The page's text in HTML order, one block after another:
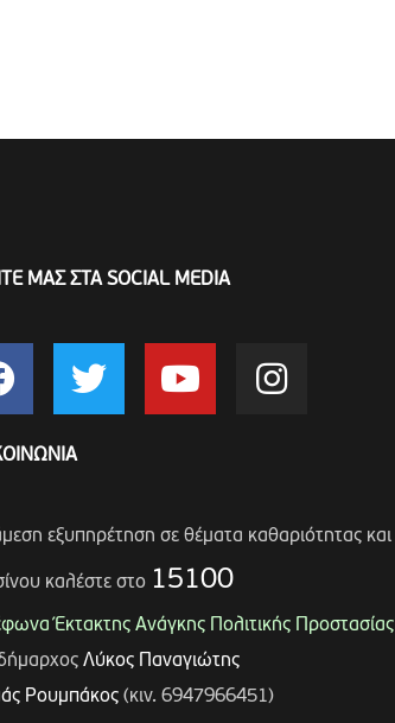
ΜΑΣ ΣΤΑ SOCIAL MEDIA
άμεση εξυπηρέτηση σε θέματα καθαριότητας και
καλέστε στο 15100
Έκτακτης Ανάγκης Πολιτικής Προστασίας
Λύκος Παναγιώτης
Ρουμπάκος(κιν. 6947966451)